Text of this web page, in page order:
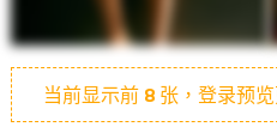
当前显示前 8张，登录预览